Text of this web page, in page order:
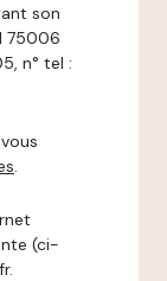
son
75006
n° tel :
.
(ci-